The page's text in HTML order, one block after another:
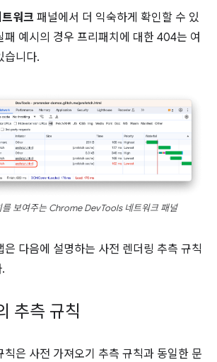
트워크 패널에서 더 익숙하게 확인할 수 있
패 예시의 경우 프리패치에 대한 404는 여
습니다.
를 보여주는 Chrome DevTools 네트워크 패널
은 다음에 설명하는 사전 렌더링 추측 규칙
추측 규칙
칙은 사전 가져오기 추측 규칙과 동일한 문